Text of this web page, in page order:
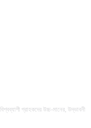
গ্রাহকদের উচ্চ-মানের, উদ্ভাবনী